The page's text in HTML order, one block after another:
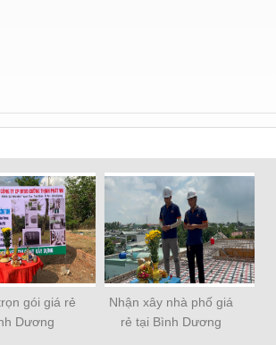
gói giá rẻ
Dương
Nhận xây nhà phố giá
rẻ tại Bình Dương